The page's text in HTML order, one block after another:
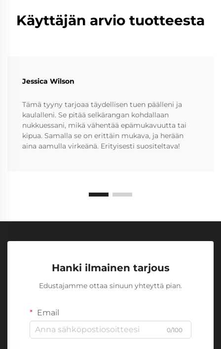
Käyttäjän arvio tuotteesta
Jessica Wilson
Tämä tyyny tarjoaa täydellisen tuen päälleni ja
kaulalleni. Se pitää selkärangan kohdallaan
nukkuessani, mikä vähentää epämukavuutta tai
kipua. Samalla se on erittäin mukava, ja herään
aina aamulla virkeänä. Erityisesti suositeltava!
Hanki ilmainen tarjous
Edustajamme ottaa sinuun yhteyttä pian.
Email
0/100